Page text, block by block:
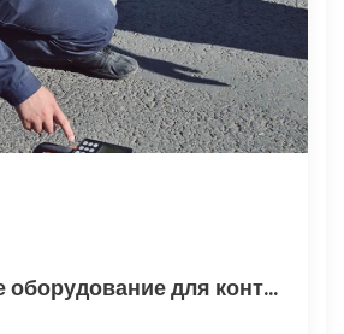
Современное оборудование для контроля качества в дорожном строительстве